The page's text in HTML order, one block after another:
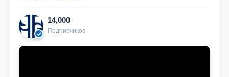
14,000
Подписчиков